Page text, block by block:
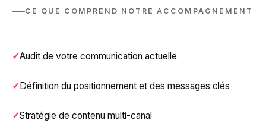
CE QUE COMPREND NOTRE ACCOMPAGNEMENT
Audit de votre communication actuelle
Définition du positionnement et des messages clés
Stratégie de contenu multi-canal